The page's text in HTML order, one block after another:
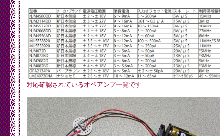
  Serial0.print("SCI_Status (0x48) = 0x");
  Serial0.println(MP3Status, HEX);
  Serial0.print("SCI_ClockF = 0x");
  Serial0.println(MP3Clock, HEX);
int vsVersion = (MP3Status >> 4) & 0x000F; //Mask out
  Serial0.print("VS Version (VS1053 is 4) = ");
Serial0.println(vsVersion, DEC); //The 1053B should
//Now that we have the VS1053 up and running,
Mp3WriteRegister(SCI_CLOCKF, 0x60, 0x00); //Set
//From page 12 of datasheet, max SCI reads are CLKI/
  //Internal clock multiplier is now 3x.
  //Therefore, max SPI speed is 5MHz. 4MHz will be safe.
//SPI.setClockDivider(SPI_CLOCK_DIV4); //Set SPI bus
  SPI.setFrequency(4000000);
対応確認されているオペアンプ一覧です